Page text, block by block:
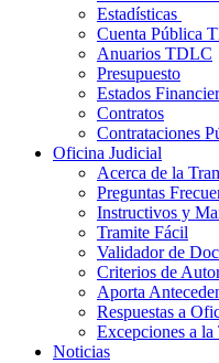
Estadísticas
Cuenta Pública
Anuarios TDLC
Presupuesto
Estados
Contratos
Contrataciones
Oficina Judicial
Acerca de la
Preguntas
Instructivos y
Tramite Fácil
Validador de
Criterios de
Aporta
Respuestas a
Excepciones a
Noticias